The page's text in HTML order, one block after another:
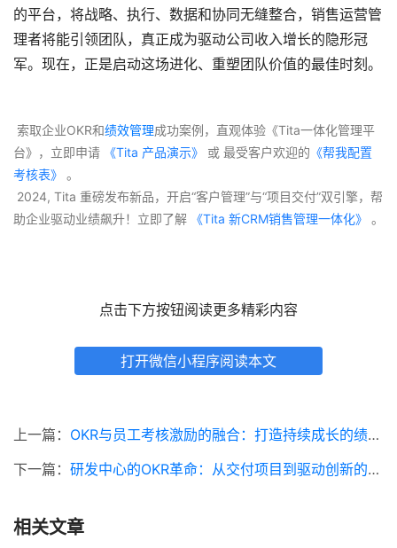
的平台，将战略、执行、数据和协同无缝整合，销售运营管
理者将能引领团队，真正成为驱动公司收入增长的隐形冠
军。现在，正是启动这场进化、重塑团队价值的最佳时刻。
索取企业OKR和绩效管理成功案例，直观体验《Tita一体化管理平
台》，立即申请 《Tita 产品演示》 或 最受客户欢迎的 《帮我配置
考核表》
。
助企业驱动业绩飙升！立即了解 《Tita 新CRM销售管理一体化》 。
点击下方按钮阅读更多精彩内容
打开微信小程序阅读本文
上一篇： OKR与员工考核激励的融合：打造持续成长的绩效生态系统
下一篇： 研发中心的OKR革命：从交付项目到驱动创新的范式
相关文章